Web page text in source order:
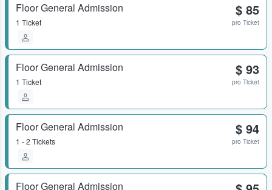
Floor General Admission
1 Ticket
$ 85
pro Ticket
Floor General Admission
1 Ticket
$ 93
pro Ticket
Floor General Admission
1 - 2 Tickets
$ 94
pro Ticket
Floor General Admission